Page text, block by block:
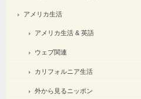
アメリカ生活
アメリカ生活 & 英語
ウェブ関連
カリフォルニア生活
外から見るニッポン